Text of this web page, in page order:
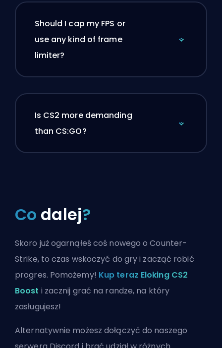
Should I cap my FPS or
use any kind of frame
limiter?
Is CS2 more demanding
than CS:GO?
Co dalej?
Skoro już ogarnąłeś coś nowego o Counter-
Strike, to czas wskoczyć do gry i zacząć robić
progres. Pomożemy! Kup teraz Eloking CS2
Boost i zacznij grać na randze, na który
zasługujesz!
Alternatywnie możeszdołączyć do naszego